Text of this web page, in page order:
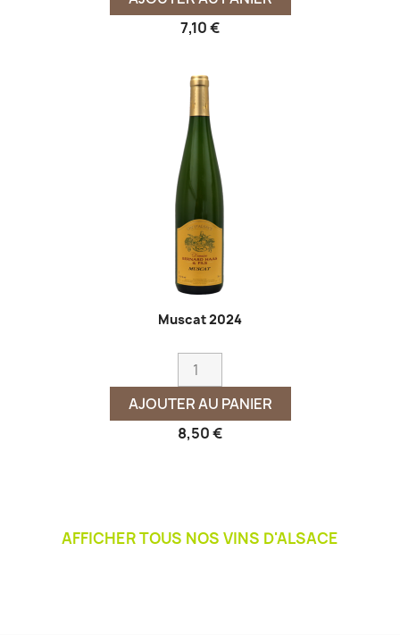
7,10 €
Muscat 2024
AJOUTER AU PANIER
8,50 €
AFFICHER TOUS NOS VINS D'ALSACE